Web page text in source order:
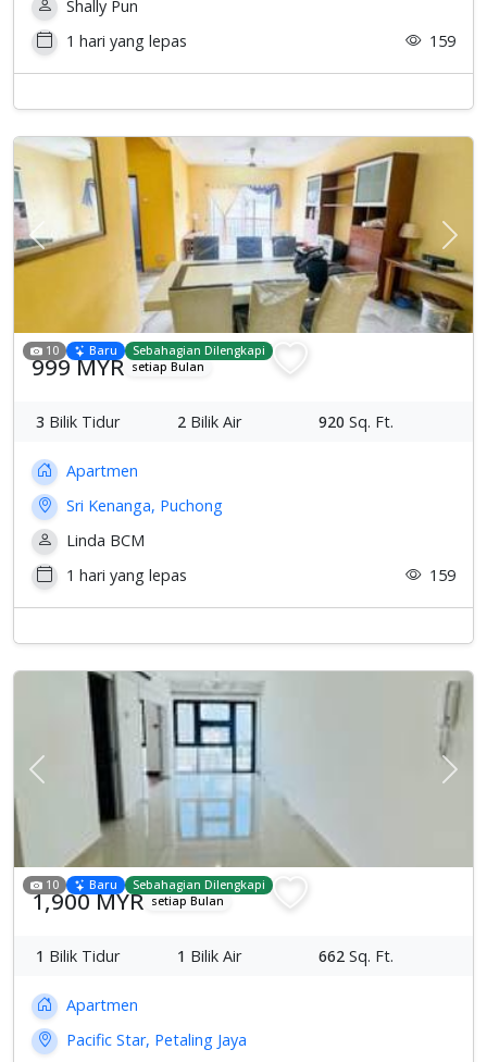
Shally Pun
1 hari yang lepas
159
Previous
10 Baru Sebahagian Dilengkapi
999 MYR setiap Bulan
3 Bilik Tidur 2 Bilik Air 920 Sq. Ft.
Apartmen
Sri Kenanga, Puchong
Linda BCM
1 hari yang lepas
159
Previous
10 Baru Sebahagian Dilengkapi
1,900 MYR setiap Bulan
1 Bilik Tidur 1 Bilik Air 662 Sq. Ft.
Apartmen
Pacific Star, Petaling Jaya